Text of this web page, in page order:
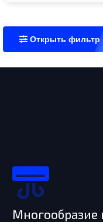
Открыть фильтр
Многообразие